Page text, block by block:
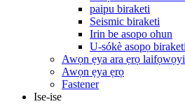
paipu biraketi
Seismic biraketi
Irin be asopo ohun
U-sókè asopọ biraketi
Awọn ẹya ara ẹrọ laifọwọyi
Awọn ẹya ẹrọ
Fastener
Ise-ise